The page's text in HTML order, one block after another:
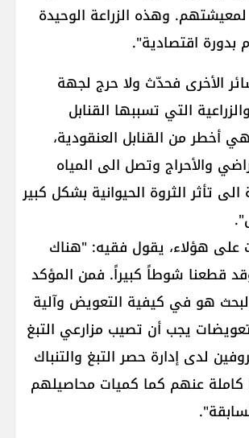
وهذه الزراعة الوحيدة
بدورة اقتصادية".
الأخرى فحدّث ولا حرج لجهة
التي تسببها القنابل
أخطر من القنابل العنقودية،
والأحراج وتصل الى المياه
تأثر الثروة الحيوانية بشكل كبير
على هؤلاء، يقول فقيه: "هناك
قطعنا شوطاً كبيراً. فمن المؤكد
هو في كيفية التعويض وآلية
يجب أن تصيب مزارعي التبغ
لدى إدارة حصر التبغ والتنباك
كاملة عنهم كما كميات محاصيلهم